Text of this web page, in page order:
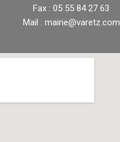
Fax : 05 55 84 27 63
Mail : mairie@varetz.com